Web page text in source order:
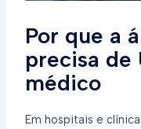
Por que a
precisa de
médico
Em hospitais e